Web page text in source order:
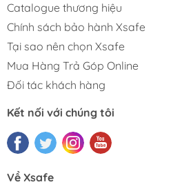
Catalogue thương hiệu
Chính sách bảo hành Xsafe
Tại sao nên chọn Xsafe
Mua Hàng Trả Góp Online
Đối tác khách hàng
Kết nối với chúng tôi
Về Xsafe